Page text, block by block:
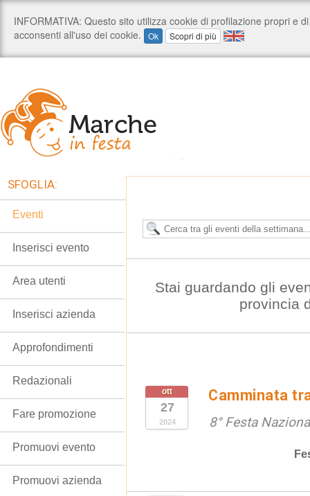
Stai guardando gli
provincia
ott
27
2024
Camminata
8° Festa
SFOGLIA:
Eventi
Inserisci evento
Area utenti
Inserisci azienda
Approfondimenti
Redazionali
Fare promozione
Promuovi evento
Promuovi azienda